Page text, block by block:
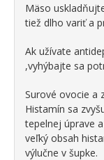
Mäso
tiež dlho variť a
Ak užívate
,vyhýbajte sa
Surové ovocie a
Histamín sa
tepelnej úprave
veľký obsah
výlučne v šupke.